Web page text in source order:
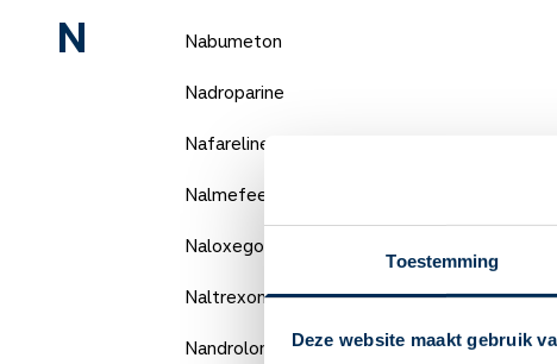
Toestemming
Deze website maakt gebruik
N
Nabumeton
Nadroparine
Nafareline
Nalmefeen
Naloxegol
Naltrexon
Nandrolon